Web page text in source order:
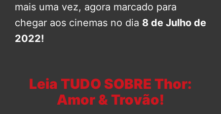
mais uma vez, agora marcado para
chegar aos cinemas no dia 8 de Julho de
2022!
Leia TUDO SOBRE Thor:
Amor & Trovão!